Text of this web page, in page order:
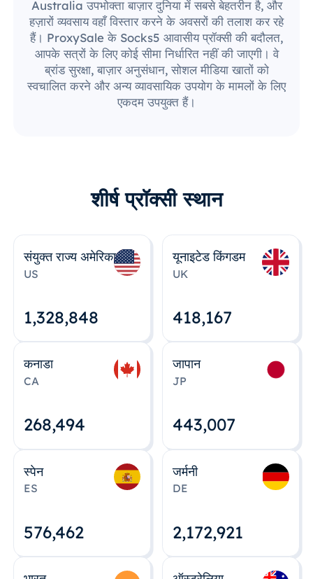
Australia उपभोक्ता बाज़ार दुनिया में सबसे बेहतरीन है, और
हज़ारों व्यवसाय वहाँ विस्तार करने के अवसरों की तलाश कर रहे
हैं। ProxySale के Socks5 आवासीय प्रॉक्सी की बदौलत,
आपके सत्रों के लिए कोई सीमा निर्धारित नहीं की जाएगी। वे
ब्रांड सुरक्षा, बाज़ार अनुसंधान, सोशल मीडिया खातों को
स्वचालित करने और अन्य व्यावसायिक उपयोग के मामलों के लिए
एकदम उपयुक्त हैं।
शीर्ष प्रॉक्सी स्थान
संयुक्त राज्य अमेरिका
US
1,328,848
यूनाइटेड किंगडम
UK
418,167
कनाडा
CA
268,495
जापान
JP
443,008
स्पेन
ES
576,463
जर्मनी
DE
2,172,922